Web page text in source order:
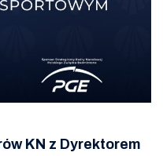
KN z Dyrektorem